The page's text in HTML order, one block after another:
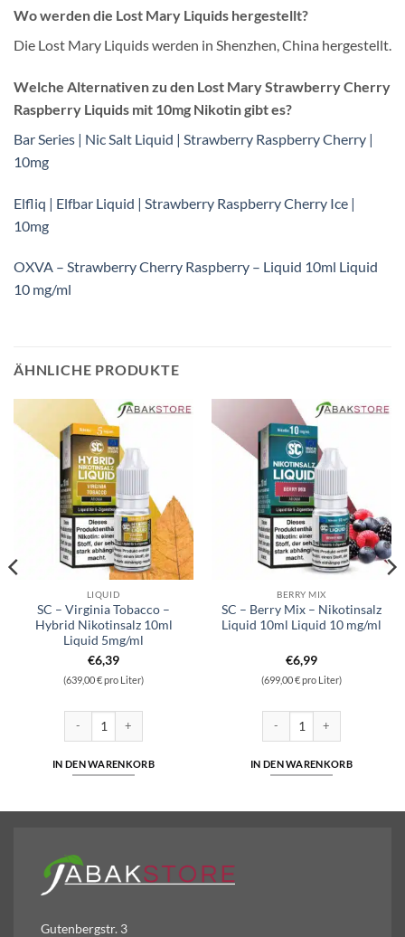
Wo werden die Lost Mary Liquids hergestellt?
Die Lost Mary Liquids werden in Shenzhen, China hergestellt.
Welche Alternativen zu den Lost Mary Strawberry Cherry
Raspberry Liquids mit 10mg Nikotin gibt es?
Bar Series | Nic Salt Liquid | Strawberry Raspberry Cherry |
10mg
Elfliq | Elfbar Liquid | Strawberry Raspberry Cherry Ice |
10mg
OXVA – Strawberry Cherry Raspberry – Liquid 10ml Liquid
10 mg/ml
ÄHNLICHE PRODUKTE
LIQUID
SC – Virginia Tobacco –
Hybrid Nikotinsalz 10ml
Liquid 5mg/ml
€6,39
(639,00 € pro Liter)
IN DEN WARENKORB
BERRY MIX
SC – Berry Mix – Nikotinsalz
Liquid 10ml Liquid 10 mg/ml
€6,99
(699,00 € pro Liter)
IN DEN WARENKORB
Gutenbergstr. 3